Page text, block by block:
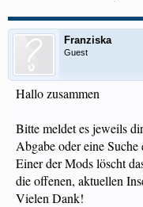
Franziska
Guest
Hallo zusammen
Bitte meldet es jeweils
Abgabe oder eine Suche
Einer der Mods löscht
die offenen, aktuellen
Vielen Dank!